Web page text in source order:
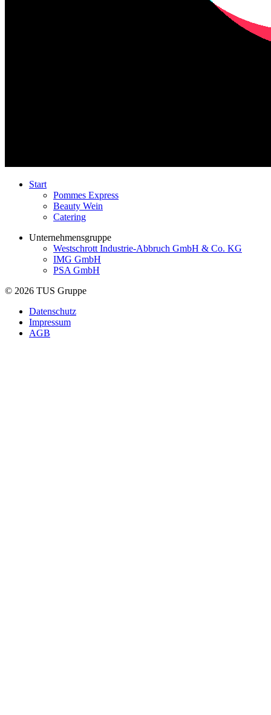
Start
Pommes Express
Beauty Wein
Catering
Unternehmensgruppe
Westschrott Industrie-Abbruch GmbH & Co. KG
IMG GmbH
PSA GmbH
© 2026 TUS Gruppe
Datenschutz
Impressum
AGB